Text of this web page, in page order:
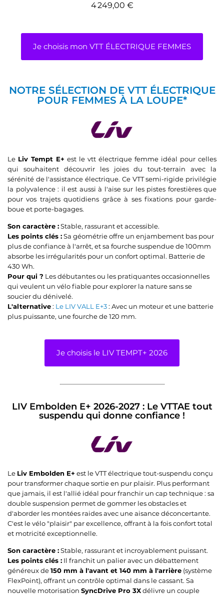
4 249,00 €
Je choisis mon VTT ÉLECTRIQUE FEMMES
NOTRE SÉLECTION DE VTT ÉLECTRIQUE
POUR FEMMES À LA LOUPE*
Le Liv Tempt E+ est le vtt électrique femme idéal pour celles
qui souhaitent découvrir les joies du tout-terrain avec la
sérénité de l'assistance électrique. Ce VTT semi-rigide privilégie
la polyvalence : il est aussi à l'aise sur les pistes forestières que
pour vos trajets quotidiens grâce à ses fixations pour garde-
boue et porte-bagages.
Son caractère :Stable, rassurant et accessible.
Les points clés :Sa géométrie offre un enjambement bas pour
plus de confiance à l'arrêt, et sa fourche suspendue de 100mm
absorbe les irrégularités pour un confort optimal. Batterie de
430 Wh.
Pour qui ? Les débutantes ou les pratiquantes occasionnelles
qui veulent un vélo fiable pour explorer la nature sans se
soucier du dénivelé.
L'alternative: Le LIV VALL E+3: Avec un moteur et une batterie
plus puissante, une fourche de 120 mm.
Je choisis le LIV TEMPT+ 2026
LIV Embolden E+ 2026-2027 : Le VTTAE tout
suspendu qui donne confiance !
Le Liv Embolden E+ est le VTT électrique tout-suspendu conçu
pour transformer chaque sortie en pur plaisir. Plus performant
que jamais, il est l'allié idéal pour franchir un cap technique : sa
double suspension permet de gommer les obstacles et
d'aborder les montées raides avec une aisance déconcertante.
C'est le vélo "plaisir" par excellence, offrant à la fois confort total
et motricité exceptionnelle.
Son caractère :Stable, rassurant et incroyablement puissant.
Les points clés : Il franchit un palier avec un débattement
généreux de150 mm à l'avant et 140 mm à l'arrière (système
FlexPoint), offrant un contrôle optimal dans le cassant. Sa
nouvelle motorisation SyncDrive Pro 3Xdélivre un couple